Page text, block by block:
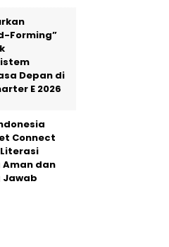
Forming”
Depan di
E 2026
Connect
Literasi
dan